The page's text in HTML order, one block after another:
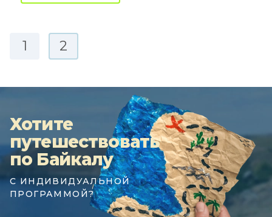
1 2
Хотите
путешествовать
по Байкалу
С ИНДИВИДУАЛЬНОЙ
ПРОГРАММОЙ?